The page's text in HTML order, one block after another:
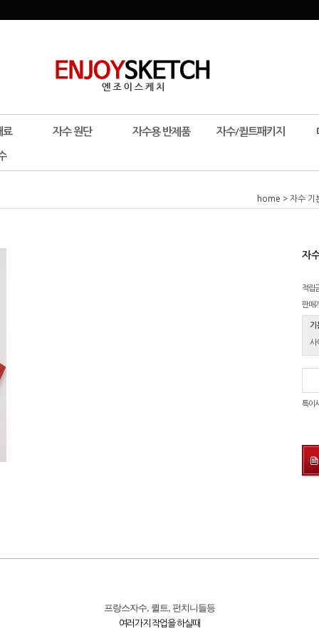
료 자수 원단 자수용 반제품 자수/퀼트패키지
home >자수 기
자
적립
판매
기
사
특이
프랑스자수, 퀼트, 펀치니들등
여러가지 작업을 하실때